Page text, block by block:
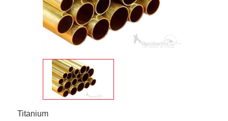
Titanium